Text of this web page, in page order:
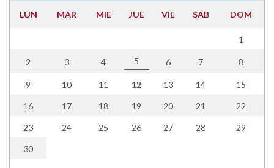
LUN MAR MIE JUE VIE SAB DOM
1
2 3 4 5 6 7 8
9 10 11 12 13 14 15
16 17 18 19 20 21 22
23 24 25 26 27 28 29
30